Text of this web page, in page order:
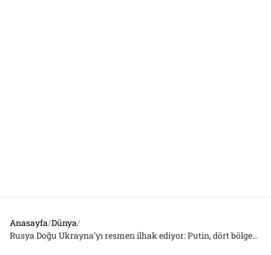
Anasayfa/Dünya/
Rusya Doğu Ukrayna’yı resmen ilhak ediyor: Putin, dört bölgenin Rusya’ya katılımını yarın onaylayacak